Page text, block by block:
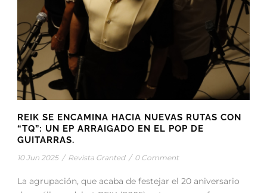
REIK SE ENCAMINA HACIA NUEVAS RUTAS CON
“TQ”: UN EP ARRAIGADO EN EL POP DE
GUITARRAS.
10 Jun 2025 / Revista Granted / 0 Comment
La agrupación, que acaba de festejar el 20 aniversario